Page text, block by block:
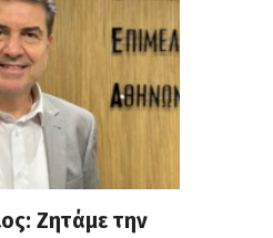
Ζητάμε την